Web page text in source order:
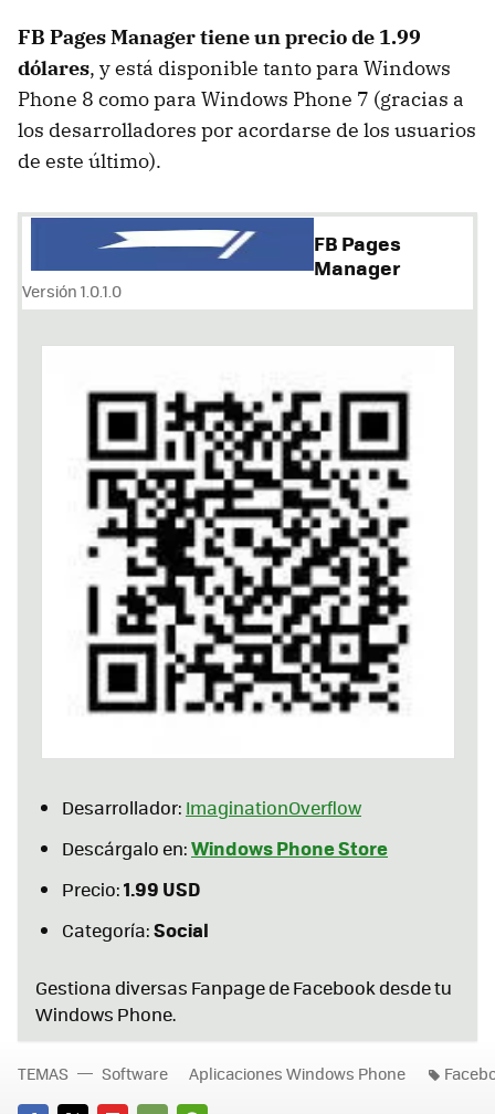
FB Pages Manager tiene un precio de 1.99
dólares, y está disponible tanto para Windows
Phone 8 como para Windows Phone 7 (gracias a
los desarrolladores por acordarse de los usuarios
de este último).
FB Pages
Manager
Versión 1.0.1.0
Desarrollador: ImaginationOverflow
Descárgalo en:Windows Phone Store
Precio:1.99 USD
Categoría:Social
Gestiona diversas Fanpage de Facebook desde tu
Windows Phone.
TEMAS Software Aplicaciones Windows Phone